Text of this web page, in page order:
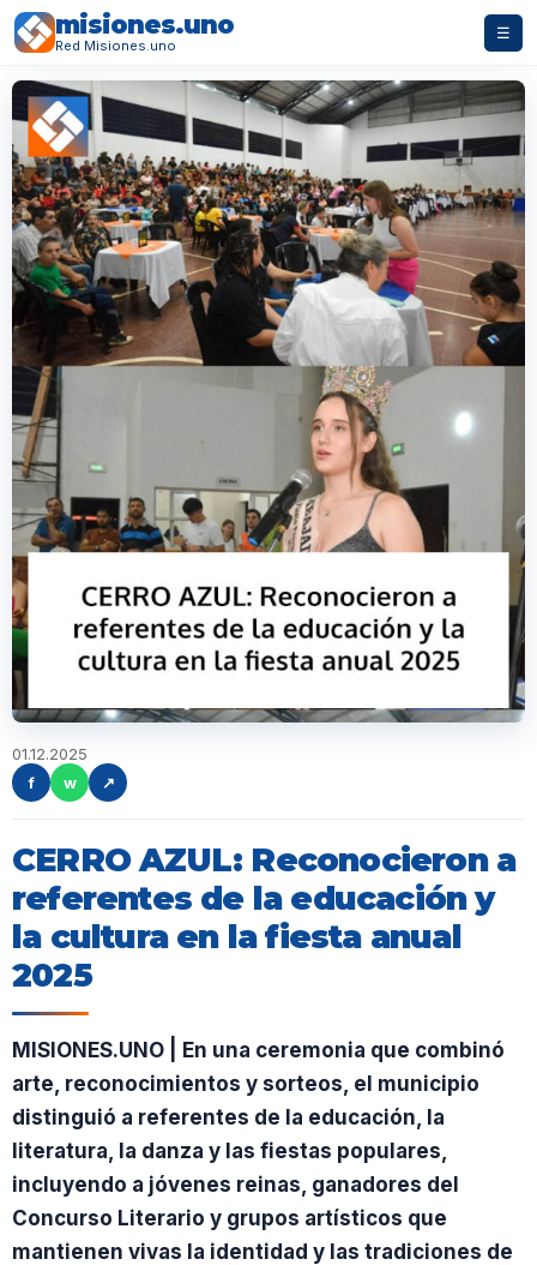
misiones.uno
Red Misiones.uno
☰
01.12.2025
f
w ↗
CERRO AZUL: Reconocieron a
referentes de la educación y
la cultura en la fiesta anual
2025
MISIONES.UNO | En una ceremonia que combinó
arte, reconocimientos y sorteos, el municipio
distinguió a referentes de la educación, la
literatura, la danza y las fiestas populares,
incluyendo a jóvenes reinas, ganadores del
Concurso Literario y grupos artísticos que
mantienen vivas la identidad y las tradiciones de